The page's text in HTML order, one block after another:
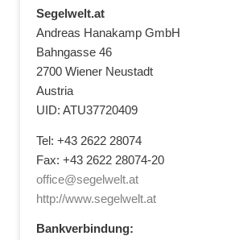
Segelwelt.at
Andreas Hanakamp GmbH
Bahngasse 46
2700 Wiener Neustadt
Austria
UID: ATU37720409
Tel: +43 2622 28074
Fax: +43 2622 28074-20
office@segelwelt.at
http://www.segelwelt.at
Bankverbindung: